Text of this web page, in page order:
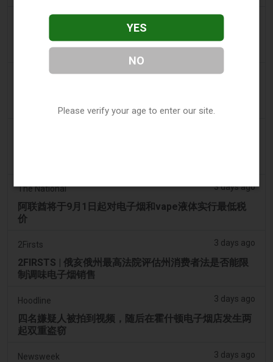
The Irish Times 2 days ago
电子烟税在九个月内筹集了2200万欧元后，政府正考虑
提高税率
Tico Times 2 days ago
The National 3 days ago
阿联酋将于9月1日起对电子烟和vape液体实行最低税
价
2Firsts 3 days ago
2FIRSTS | 俄亥俄州最高法院评估州消费者法是否能限
制调味电子烟销售
Hoodline 3 days ago
四名嫌疑人被拍到视频，随后在霍什顿电子烟店发生两
起双重盗窃
Newsweek 3 days ago
YES
NO
Please verify your age to enter our site.